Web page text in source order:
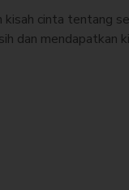
cinta tentang
dan mendapatkan